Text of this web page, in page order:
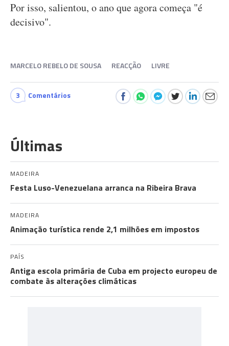
Por isso, salientou, o ano que agora começa "é
decisivo".
MARCELO REBELO DE SOUSA REACÇÃO LIVRE
3 Comentários
Últimas
MADEIRA
Festa Luso-Venezuelana arranca na Ribeira Brava
MADEIRA
Animação turística rende 2,1 milhões em impostos
PAÍS
Antiga escola primária de Cuba em projecto europeu de
combate às alterações climáticas